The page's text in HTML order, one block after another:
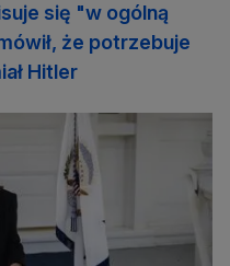
się "w ogólną
że potrzebuje
Hitler